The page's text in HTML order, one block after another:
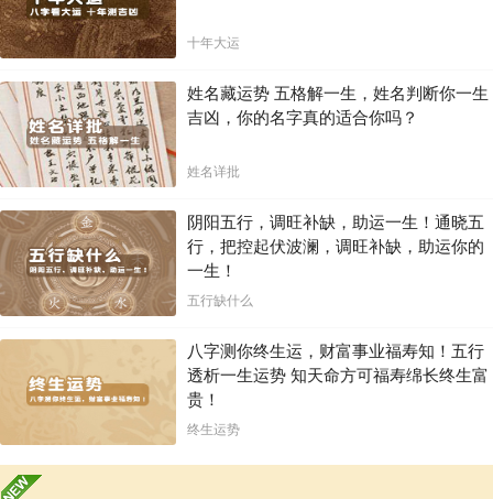
十年大运
姓名藏运势 五格解一生，姓名判断你一生
吉凶，你的名字真的适合你吗？
姓名详批
阴阳五行，调旺补缺，助运一生！通晓五
行，把控起伏波澜，调旺补缺，助运你的
一生！
五行缺什么
八字测你终生运，财富事业福寿知！五行
透析一生运势 知天命方可福寿绵长终生富
贵！
终生运势